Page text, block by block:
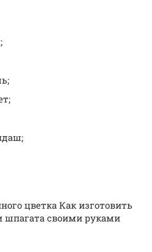
цветка Как изготовить
своими руками